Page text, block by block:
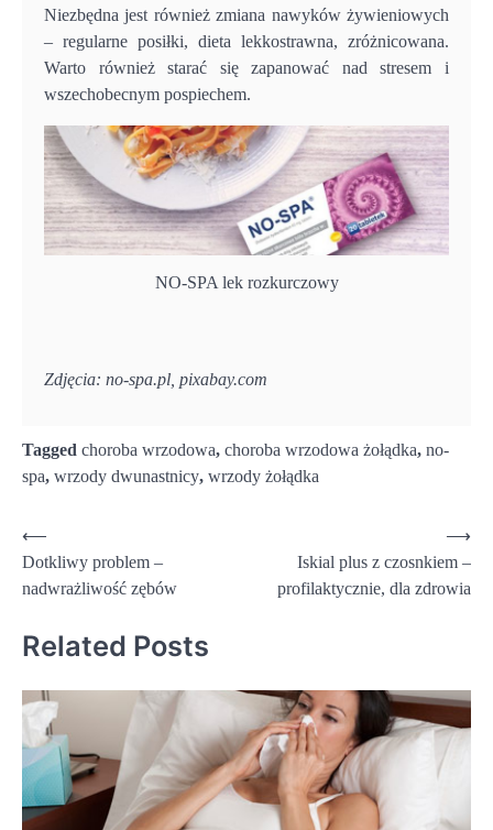
Niezbędna jest również zmiana nawyków żywieniowych
– regularne posiłki, dieta lekkostrawna, zróżnicowana.
Warto również starać się zapanować nad stresem i
wszechobecnym pospiechem.
NO-SPA lek rozkurczowy
Zdjęcia: no-spa.pl, pixabay.com
Tagged choroba wrzodowa, choroba wrzodowa żołądka, no-
spa, wrzody dwunastnicy, wrzody żołądka
Nawigacja
wpisu
⟵
Dotkliwy problem –
nadwrażliwość zębów
Iskial plus z czosnkiem –
profilaktycznie, dla zdrowia
⟶
Related Posts